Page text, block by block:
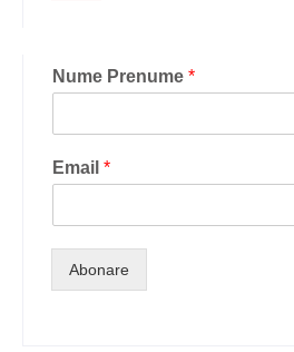
Nume Prenume *
Email *
Abonare